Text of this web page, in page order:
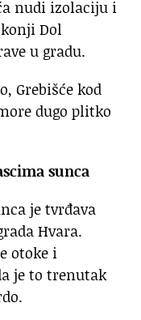
nudi izolaciju i
Dol
u gradu.
Grebišće kod
dugo plitko
sunca
je tvrđava
Hvara.
otoke i
je to trenutak